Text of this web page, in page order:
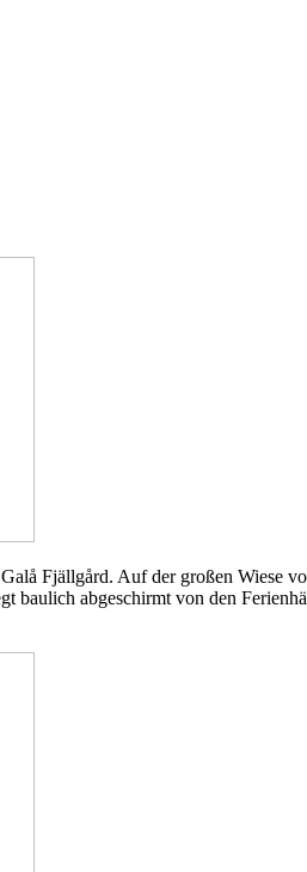
Fjällgård. Auf der großen
baulich abgeschirmt von den